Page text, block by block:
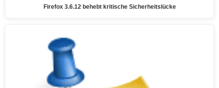
Firefox 3.6.12 behebt kritische Sicherheitslücke